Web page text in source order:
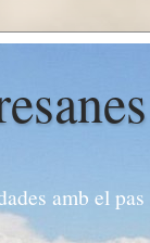
amb el pas